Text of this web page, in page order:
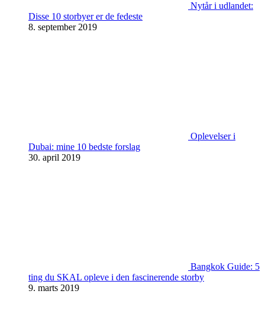
Nytår i udlandet:
Disse 10 storbyer er de fedeste
8. september 2019
Oplevelser i
Dubai: mine 10 bedste forslag
30. april 2019
Bangkok Guide: 5
ting du SKAL opleve i den fascinerende storby
9. marts 2019